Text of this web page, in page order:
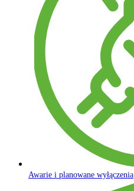
Awarie i planowane wyłączenia